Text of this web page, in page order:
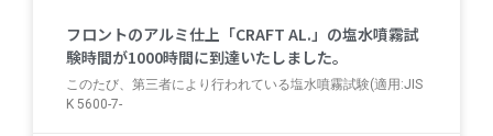
フロントのアルミ仕上「CRAFT AL.」の塩水噴霧試
験時間が1000時間に到達いたしました。
このたび、第三者により行われている塩水噴霧試験(適用:JIS
K 5600-7-